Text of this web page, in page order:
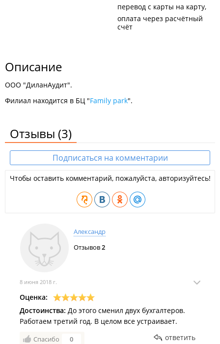
перевод с карты на карту
оплата через расчётный
счёт
Описание
ООО "ДиланАудит".
Филиал находится в БЦ "Family park".
Отзывы (3)
Подписаться на комментарии
Чтобы оставить комментарий, пожалуйста, авторизуйтесь!
Александр
Отзывов2
8 июня 2018 г.
Оценка:
Достоинства: До этого сменил двух бухгалтеров.
Работаем третий год. В целом все устраивает.
Спасибо 0 ответить